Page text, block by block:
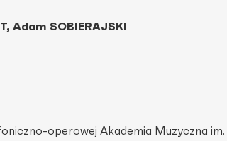
Adam SOBIERAJSKI
operowej Akademia Muzyczna im.